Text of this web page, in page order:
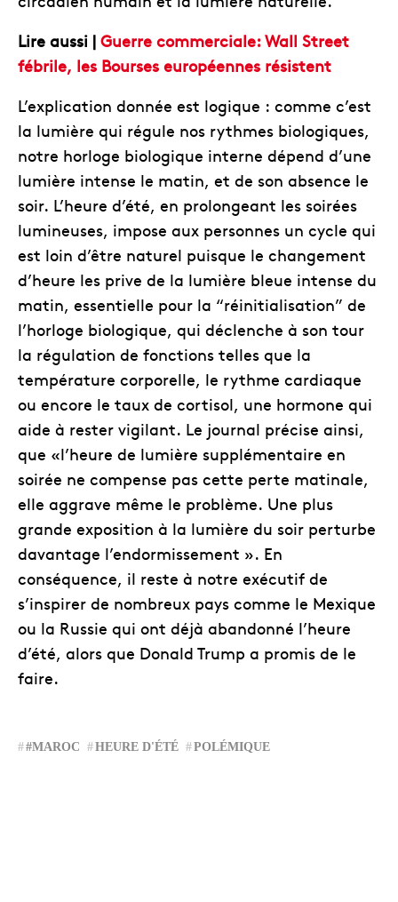
Lire aussi | Guerre commerciale: Wall Street
fébrile, les Bourses européennes résistent
L’explication donnée est logique : comme c’est
la lumière qui régule nos rythmes biologiques,
notre horloge biologique interne dépend d’une
lumière intense le matin, et de son absence le
soir. L’heure d’été, en prolongeant les soirées
lumineuses, impose aux personnes un cycle qui
est loin d’être naturel puisque le changement
d’heure les prive de la lumière bleue intense du
matin, essentielle pour la “réinitialisation” de
l’horloge biologique, qui déclenche à son tour
la régulation de fonctions telles que la
température corporelle, le rythme cardiaque
ou encore le taux de cortisol, une hormone qui
aide à rester vigilant. Le journal précise ainsi,
que «l’heure de lumière supplémentaire en
soirée ne compense pas cette perte matinale,
elle aggrave même le problème. Une plus
grande exposition à la lumière du soir perturbe
davantage l’endormissement ». En
conséquence, il reste à notre exécutif de
s’inspirer de nombreux pays comme le Mexique
ou la Russie qui ont déjà abandonné l’heure
d’été, alors que Donald Trump a promis de le
faire.
#MAROC HEURE D'ÉTÉ POLÉMIQUE